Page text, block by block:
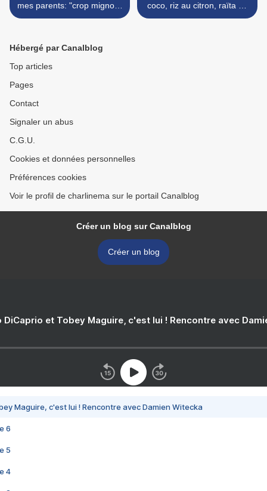
mes parents: "crop mignon"
!!!
coco, riz au citron, raïta de
radis... >
Hébergé par Canalblog
Top articles
Pages
Contact
Signaler un abus
C.G.U.
Cookies et données personnelles
Préférences cookies
Voir le profil de charlinema sur le portail Canalblog
Créer un blog sur Canalblog
Créer un blog
DiCaprio et Tobey Maguire, c'est lui ! Rencontre avec
Maguire, c'est lui ! Rencontre avec Damien Witecka
6
5
4